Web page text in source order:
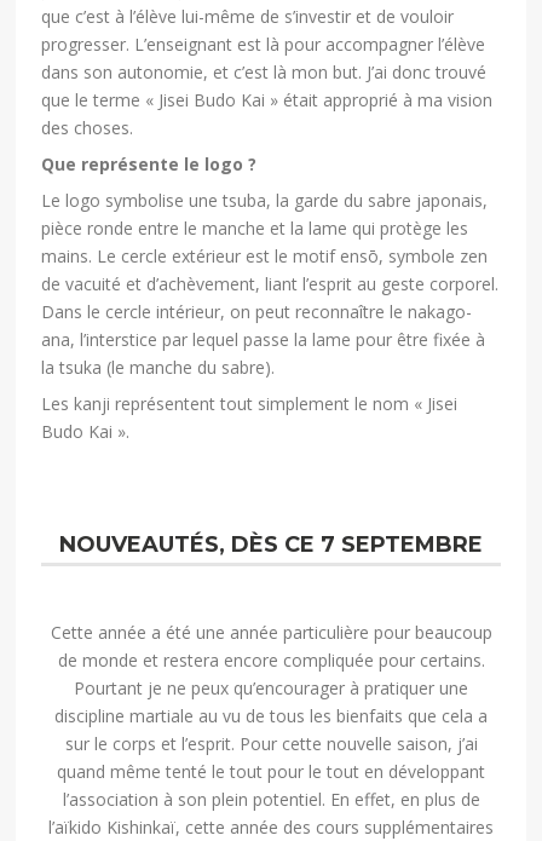
que c’est à l’élève lui-même de s’investir et de vouloir
progresser. L’enseignant est là pour accompagner l’élève
dans son autonomie, et c’est là mon but. J’ai donc trouvé
que le terme « Jisei Budo Kai » était approprié à ma vision
des choses.
Que représente le logo ?
Le logo symbolise une tsuba, la garde du sabre japonais,
pièce ronde entre le manche et la lame qui protège les
mains. Le cercle extérieur est le motif ensō, symbole zen
de vacuité et d’achèvement, liant l’esprit au geste corporel.
Dans le cercle intérieur, on peut reconnaître le nakago-
ana, l’interstice par lequel passe la lame pour être fixée à
la tsuka (le manche du sabre).
Les kanji représentent tout simplement le nom « Jisei
Budo Kai ».
NOUVEAUTÉS, DÈS CE 7 SEPTEMBRE
Cette année a été une année particulière pour beaucoup
de monde et restera encore compliquée pour certains.
Pourtant je ne peux qu’encourager à pratiquer une
discipline martiale au vu de tous les bienfaits que cela a
sur le corps et l’esprit. Pour cette nouvelle saison, j’ai
quand même tenté le tout pour le tout en développant
l’association à son plein potentiel. En effet, en plus de
l’aïkido Kishinkaï, cette année des cours supplémentaires